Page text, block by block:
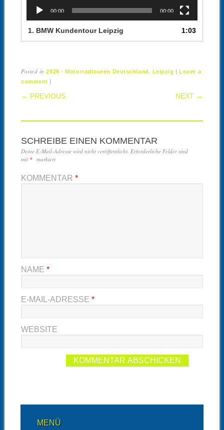
00:00 00:00
1. BMW Kundentour Leipzig 1:03
Posted in2026 - Motorradtouren Deutschland , Leipzig |Leave a
comment |
POST NAVIGATION
← PREVIOUS NEXT →
SCHREIBE EINEN KOMMENTAR
Deine E-Mail-Adresse wird nicht veröffentlicht. Erforderliche Felder sind
mit * markiert
KOMMENTAR *
NAME *
E-MAIL-ADRESSE *
WEBSITE
MENÜ